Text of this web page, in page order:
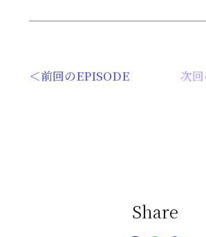
＜前回のEPISODE 次
Share